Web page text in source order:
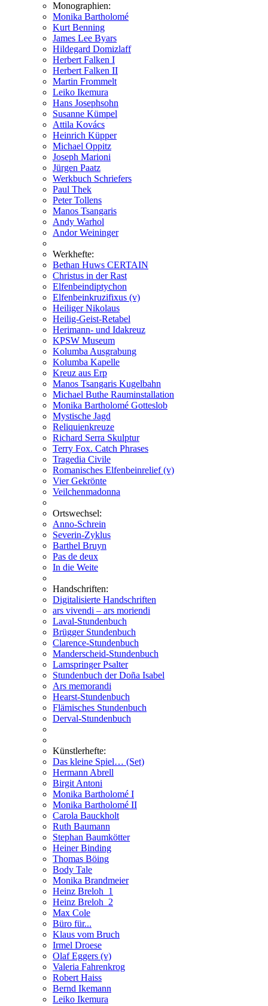
Monographien:
Monika Bartholomé
Kurt Benning
James Lee Byars
Hildegard Domizlaff
Herbert Falken I
Herbert Falken II
Martin Frommelt
Leiko Ikemura
Hans Josephsohn
Susanne Kümpel
Attila Kovács
Heinrich Küpper
Michael Oppitz
Joseph Marioni
Jürgen Paatz
Werkbuch Schriefers
Paul Thek
Peter Tollens
Manos Tsangaris
Andy Warhol
Andor Weininger
Werkhefte:
Bethan Huws CERTAIN
Christus in der Rast
Elfenbeindiptychon
Elfenbeinkruzifixus (v)
Heiliger Nikolaus
Heilig-Geist-Retabel
Herimann- und Idakreuz
KPSW Museum
Kolumba Ausgrabung
Kolumba Kapelle
Kreuz aus Erp
Manos Tsangaris Kugelbahn
Michael Buthe Rauminstallation
Monika Bartholomé Gotteslob
Mystische Jagd
Reliquienkreuze
Richard Serra Skulptur
Terry Fox. Catch Phrases
Tragedia Civile
Romanisches Elfenbeinrelief (v)
Vier Gekrönte
Veilchenmadonna
Ortswechsel:
Anno-Schrein
Severin-Zyklus
Barthel Bruyn
Pas de deux
In die Weite
Handschriften:
Digitalisierte Handschriften
ars vivendi – ars moriendi
Laval-Stundenbuch
Brügger Stundenbuch
Clarence-Stundenbuch
Manderscheid-Stundenbuch
Lamspringer Psalter
Stundenbuch der Doña Isabel
Ars memorandi
Hearst-Stundenbuch
Flämisches Stundenbuch
Derval-Stundenbuch
Künstlerhefte:
Das kleine Spiel… (Set)
Hermann Abrell
Birgit Antoni
Monika Bartholomé I
Monika Bartholomé II
Carola Bauckholt
Ruth Baumann
Stephan Baumkötter
Heiner Binding
Thomas Böing
Body Tale
Monika Brandmeier
Heinz Breloh_1
Heinz Breloh_2
Max Cole
Büro für...
Klaus vom Bruch
Irmel Droese
Olaf Eggers (v)
Valeria Fahrenkrog
Robert Haiss
Bernd Ikemann
Leiko Ikemura